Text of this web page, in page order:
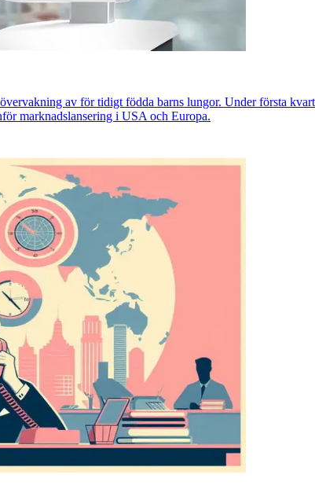
av för tidigt födda barns lungor. Under första
marknadslansering i USA och Europa.